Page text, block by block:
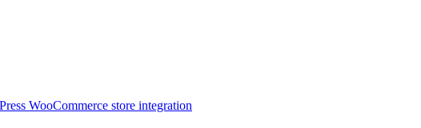
WooCommerce store integration